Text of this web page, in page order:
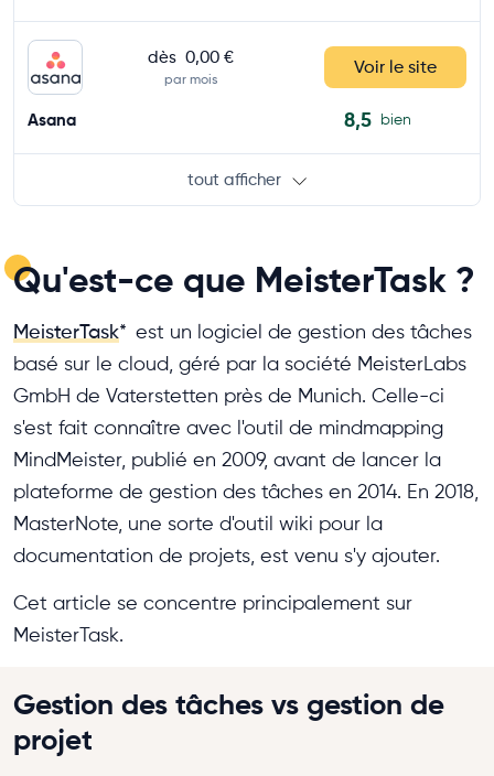
dès 0,00 €
par mois
Voir le site
Asana 8,5 bien
tout afficher
Qu'est-ce que MeisterTask ?
MeisterTask* est un logiciel de gestion des tâches
basé sur le cloud, géré par la société MeisterLabs
GmbH de Vaterstetten près de Munich. Celle-ci
s'est fait connaître avec l'outil de mindmapping
MindMeister, publié en 2009, avant de lancer la
plateforme de gestion des tâches en 2014. En 2018,
MasterNote, une sorte d'outil wiki pour la
documentation de projets, est venu s'y ajouter.
Cet article se concentre principalement sur
MeisterTask.
Gestion des tâches vs gestion de
projet